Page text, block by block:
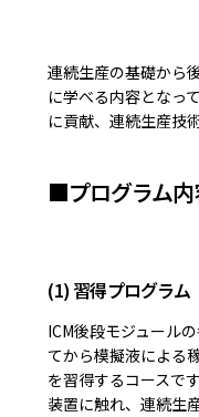
連続生産の基礎から
に学べる内容となっ
に貢献、連続生産技
■プログラム内
(1) 習得プログラム
ICM後段モジュール
てから模擬液による
を習得するコースで
装置に触れ、連続生